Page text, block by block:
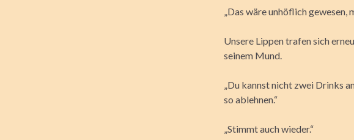
„Das wäre unhöflich gewesen,
Unsere Lippen trafen sich
seinem Mund.
„Du kannst nicht zwei Drinks
so ablehnen.“
„Stimmt auch wieder.“